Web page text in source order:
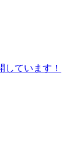
ています！